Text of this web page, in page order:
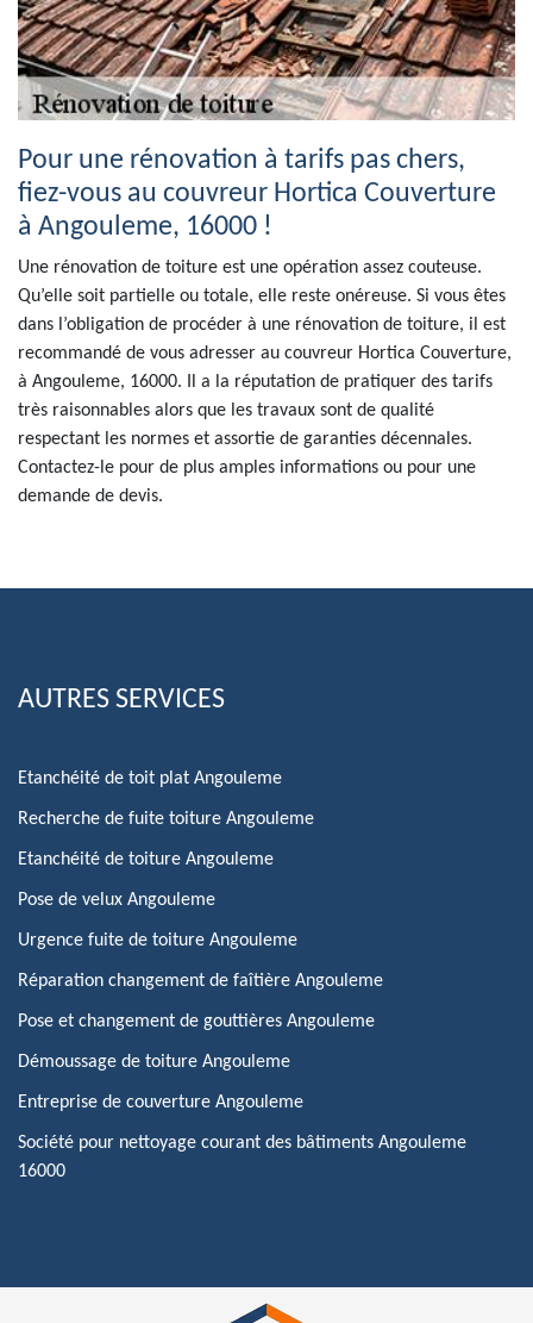
Pour une rénovation à tarifs pas chers,
fiez-vous au couvreur Hortica Couverture
à Angouleme, 16000 !
Une rénovation de toiture est une opération assez couteuse.
Qu’elle soit partielle ou totale, elle reste onéreuse. Si vous êtes
dans l’obligation de procéder à une rénovation de toiture, il est
recommandé de vous adresser au couvreur Hortica Couverture,
à Angouleme, 16000. Il a la réputation de pratiquer des tarifs
très raisonnables alors que les travaux sont de qualité
respectant les normes et assortie de garanties décennales.
Contactez-le pour de plus amples informations ou pour une
demande de devis.
AUTRES SERVICES
Etanchéité de toit plat Angouleme
Recherche de fuite toiture Angouleme
Etanchéité de toiture Angouleme
Pose de velux Angouleme
Urgence fuite de toiture Angouleme
Réparation changement de faîtière Angouleme
Pose et changement de gouttières Angouleme
Démoussage de toiture Angouleme
Entreprise de couverture Angouleme
Société pour nettoyage courant des bâtiments Angouleme
16000